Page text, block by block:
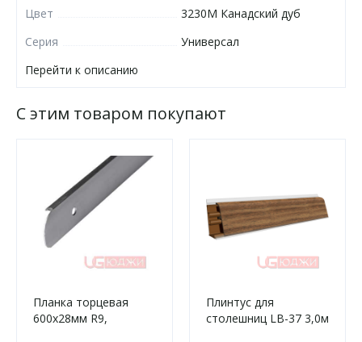
Цвет
3230М Канадский дуб
Серия
Универсал
Перейти к описанию
С этим товаром покупают
Планка торцевая
600х28мм R9,
Плинтус для
столешниц LB-37 3,0м